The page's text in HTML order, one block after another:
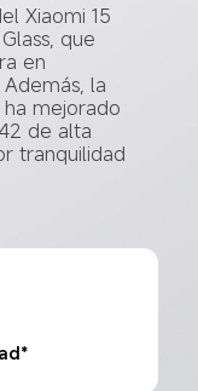
Xiaomi 15
que
en
la
mejorado
de alta
tranquilidad